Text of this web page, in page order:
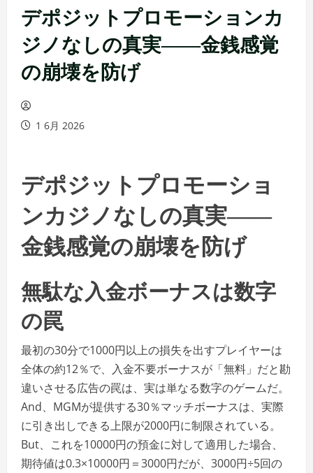
ー
デポジットプロモーションカ
ジノなしの真実――金銭感覚
の崩壊を防げ
1 6月 2026
デポジットプロモーショ
ンカジノなしの真実――
金銭感覚の崩壊を防げ
無駄な入金ボーナスは数字
の罠
最初の30分で1000円以上の損失を出すプレイヤーは
全体の約12％で、入金不要ボーナスが「無料」だと勘
違いさせる広告の罠は、実は単なる数字のゲームだ。
And、MGMが提供する30％マッチボーナスは、実際
に引き出しできる上限が2000円に制限されている。
But、これを10000円の預金に対して適用した場合、
期待値は0.3×10000円＝3000円だが、3000円÷5回の